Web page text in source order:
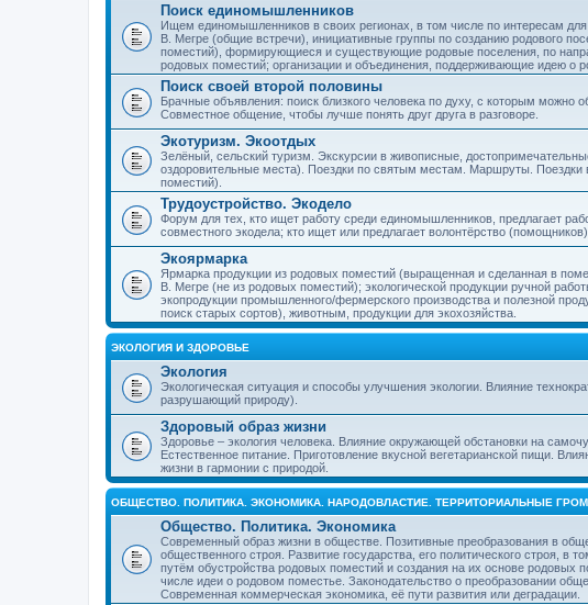
Поиск единомышленников
Ищем единомышленников в своих регионах, в том числе по интересам
В. Мегре (общие встречи), инициативные группы по созданию родового
поместий), формирующиеся и существующие родовые поселения, по
родовых поместий; организации и объединения, поддерживающие идею о
Поиск своей второй половины
Брачные объявления: поиск близкого человека по духу, с которым можно
Совместное общение, чтобы лучше понять друг друга в разговоре.
Экотуризм. Экоотдых
Зелёный, сельский туризм. Экскурсии в живописные,
оздоровительные места). Поездки по святым местам. Маршруты.
поместий).
Трудоустройство. Экодело
Форум для тех, кто ищет работу среди единомышленников, предлагает
совместного экодела; кто ищет или предлагает волонтёрство (помощников).
Экоярмарка
Ярмарка продукции из родовых поместий (выращенная и сделанная в
В. Мегре (не из родовых поместий); экологической продукции ручной
экопродукции промышленного/фермерского производства и полезной
поиск старых сортов), животным, продукции для экохозяйства.
ЭКОЛОГИЯ И ЗДОРОВЬЕ
Экология
Экологическая ситуация и способы улучшения экологии. Влияние
разрушающий природу).
Здоровый образ жизни
Здоровье – экология человека. Влияние окружающей обстановки на
Естественное питание. Приготовление вкусной вегетарианской пищи.
жизни в гармонии с природой.
ОБЩЕСТВО. ПОЛИТИКА. ЭКОНОМИКА. НАРОДОВЛАСТИЕ. ТЕРРИТОРИАЛЬНЫЕ
Общество. Политика. Экономика
Современный образ жизни в обществе. Позитивные преобразования в
общественного строя. Развитие государства, его политического строя, в
путём обустройства родовых поместий и создания на их основе родовых
числе идеи о родовом поместье. Законодательство о преобразовании
Современная коммерческая экономика, её пути развития или деградации.